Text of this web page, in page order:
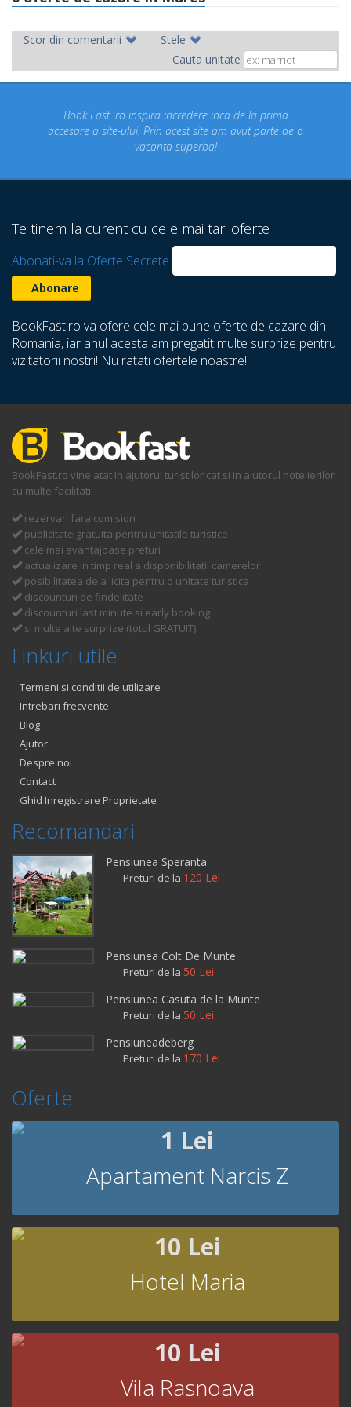
Scor din comentarii
Stele
Cauta unitate
Book Fast .ro inspira incredere inca de la prima
accesare a site-ului. Prin acest site am avut parte de o
vacanta superba!
Te tinem la curent cu cele mai tari oferte
Abonati-va la Oferte Secrete
BookFast.ro va ofere cele mai bune oferte de cazare din
Romania, iar anul acesta am pregatit multe surprize pentru
vizitatorii nostri! Nu ratati ofertele noastre!
BookFast.ro vine atat in ajutorul turistilor cat si in ajutorul hotelierilor
cu multe facilitati:
rezervari fara comision
publicitate gratuita pentru unitatile turistice
cele mai avantajoase preturi
actualizare in timp real a disponibilitatii camerelor
posibilitatea de a licita pentru o unitate turistica
discounturi de findelitate
discounturi last minute si early booking
si multe alte surprize (totul GRATUIT)
Linkuri utile
Termeni si conditii de utilizare
Intrebari frecvente
Blog
Ajutor
Despre noi
Contact
Ghid Inregistrare Proprietate
Recomandari
Pensiunea Speranta
Preturi de la 120 Lei
Pensiunea Colt De Munte
Preturi de la 50 Lei
Pensiunea Casuta de la Munte
Preturi de la 50 Lei
Pensiuneadeberg
Preturi de la 170 Lei
Oferte
1 Lei
Apartament Narcis Z
10 Lei
Hotel Maria
10 Lei
Vila Rasnoava